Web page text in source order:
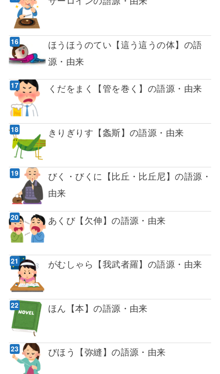
ほうほうのてい【這う這うの体】の語
源・由来
くだをまく【管を巻く】の語源・由来
きりぎりす【螽斯】の語源・由来
びく・びくに【比丘・比丘尼】の語源・
由来
あくび【欠伸】の語源・由来
がむしゃら【我武者羅】の語源・由来
ほん【本】の語源・由来
びほう【弥縫】の語源・由来